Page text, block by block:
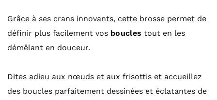
Grâce à ses crans innovants, cette brosse permet de
définir plus facilement vos boucles tout en les
démêlant en douceur.
Dites adieu aux nœuds et aux frisottis et accueillez
des boucles parfaitement dessinées et éclatantes de